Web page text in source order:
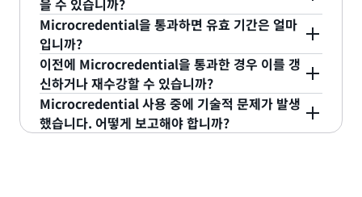
불합격 날짜를 확인할 수 있습니다. 이렇게 하면 후보
자 정보 섹션 아래에 마지막 시도 날짜가 표시됩니다.
일을 기다려야 합니다.
을 수 있습니까?
예, Microcredential을 통과하면 Credly로부터 배지
수락 링크가 포함된 이메일을 받게 됩니다.
Microcredential을 통과하면 유효 기간은 얼마
입니까?
Microcredential은 12개월 동안 유효합니다.
이전에 Microcredential을 통과한 경우 이를 갱
신하거나 재수강할 수 있습니까?
Microcredential이 여전히 유효한 경우,
Microcredential이 만료된 후 9개월부터 갱신할 수
Microcredential 사용 중에 기술적 문제가 발생
했습니다. 어떻게 보고해야 합니까?